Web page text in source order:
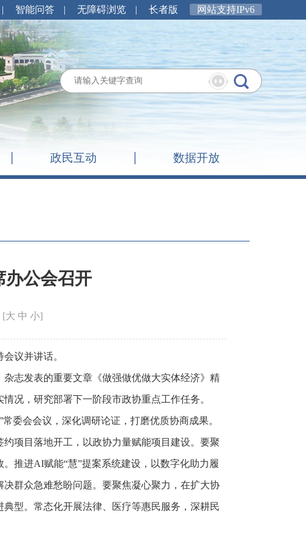
| 智能问答 | 无障碍浏览 | 长者版 网站支持IPv6
政民互动 数据开放
办公会召开
大 中 小]
议并讲话。
志发表的重要文章《做强做优做大实体经济》精
况，研究部署下一阶段市政协重点工作任务。
委会会议，深化调研论证，打磨优质协商成果。
项目落地开工，以政协力量赋能项目建设。要聚
推进AI赋能“慧”提案系统建设，以数字化助力履
群众急难愁盼问题。要聚焦凝心聚力，在扩大协
型。常态化开展法律、医疗等惠民服务，深耕民